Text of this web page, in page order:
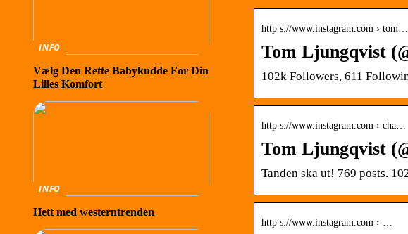
http s://www.instagram.com › tom…
Tom Ljungqvist
102k Followers, 611
http s://www.instagram.com › cha…
Tom Ljungqvist
Tanden ska ut! 769 posts.
http s://www.instagram.com › …
INFO
Vælg Den Rette Babykudde For Din
Lilles Komfort
INFO
Hett med westerntrenden